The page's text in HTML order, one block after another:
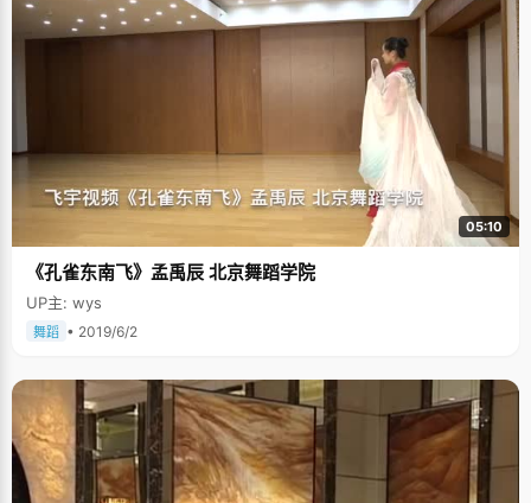
05:10
《孔雀东南飞》孟禹辰 北京舞蹈学院
UP主: wys
舞蹈 • 2019/6/2